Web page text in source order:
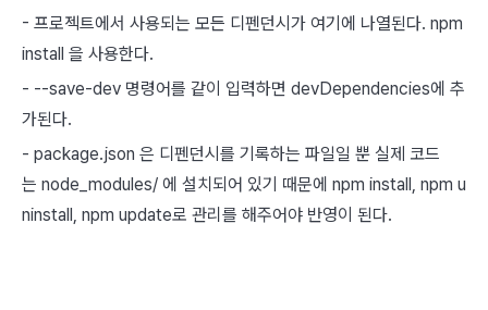
- 프로젝트에서 사용되는 모든 디펜던시가 여기에 나열된다. npm
install 을 사용한다.
- --save-dev 명령어를 같이 입력하면 devDependencies에 추
가된다.
- package.json 은 디펜던시를 기록하는 파일일 뿐 실제 코드
는 node_modules/ 에 설치되어 있기 때문에 npm install, npm u
ninstall, npm update로 관리를 해주어야 반영이 된다.